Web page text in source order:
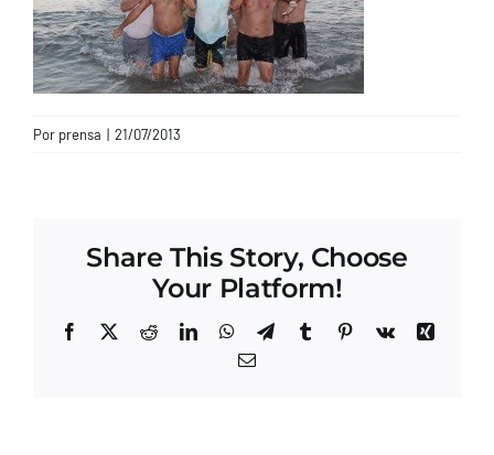
Por prensa | 21/07/2013
Share This Story, Choose
Your Platform!
Facebook
X RedditLinkedInWhatsApp
TelegramTumblrPinterest
Vk
Xing
Correo